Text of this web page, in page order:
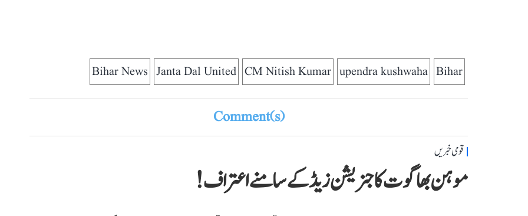
Bihar
upendra kushwaha
CM Nitish Kumar
Janta Dal United
Bihar News
Comment(s)
قومی خبریں
موہن بھاگوت کا جنریشن زیڈ کے سامنے اعتراف!